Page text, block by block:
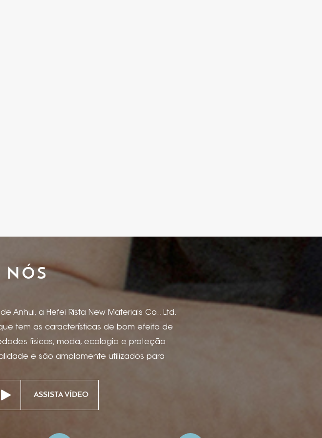
NÓS
Anhui, a Hefei Rista New Materials Co., Ltd.
tem as características de bom efeito de
físicas, moda, ecologia e proteção
e são amplamente utilizados para
de presente, caixas de vinho, caixa e
projetos especiais de anúncios e
ASSISTA VÍDEO